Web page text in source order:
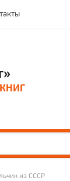
из СССР